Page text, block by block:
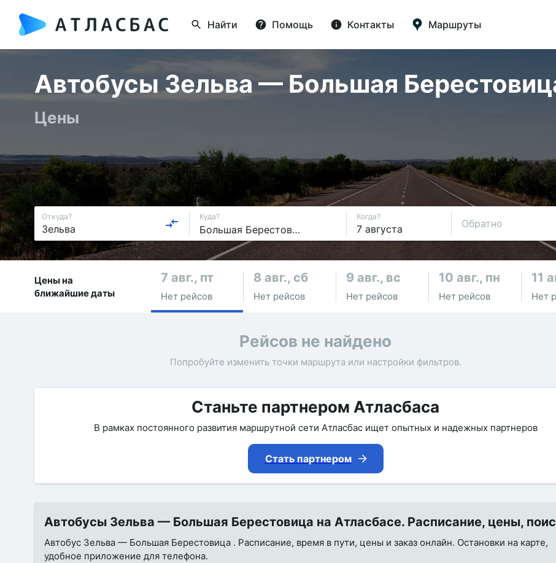
Найти Помощь Контакты Маршруты
Автобусы Зельва — Большая
Цены
Откуда? Куда? Когда?
Обратно
Цены на
ближайшие даты
7 авг., пт
Нет рейсов
8 авг., сб
Нет рейсов
9 авг., вс
Нет рейсов
10 авг., пн
Нет рейсов
11
Нет
Рейсов не найдено
Попробуйте изменить точки маршрута или настройки фильтров.
Станьте партнером Атласбаса
В рамках постоянного развития маршрутной сети Атласбас ищет опытных и надежных партнеров
Стать партнером
Автобусы Зельва — Большая Берестовица на Атласбасе. Расписание, цены,
Автобус Зельва — Большая Берестовица . Расписание, время в пути, цены и заказ онлайн. Остановки на карте,
удобное приложение для телефона.